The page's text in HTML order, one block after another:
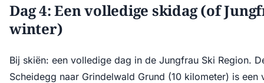
Dag 4: Een volledige skidag (of
winter)
Bij skiën: een volledige dag in de Jungfrau Ski Region.
Scheidegg naar Grindelwald Grund (10 kilometer) is een